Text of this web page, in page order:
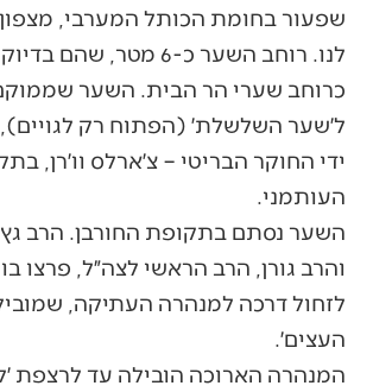
שפעור בחומת הכותל המערבי,
כרוחב שערי הר הבית. השער
ל׳שער השלשלת׳ (הפתוח רק
ידי החוקר הבריטי – צ׳ארלס וו׳רן,
העותמני.
השער נסתם בתקופת החורבן. הרב
והרב גורן, הרב הראשי לצה״ל, פרצו
לזחול דרכה למנהרה העתיקה,
העצים׳.
המנהרה הארוכה הובילה עד לרצפת